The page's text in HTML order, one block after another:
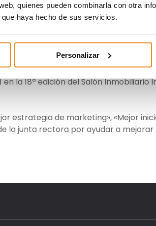
quienes pueden combinarla con otra
haya hecho de sus servicios.
Personalizar
2016
inversión y gestión de
reconocimientos otorgados por
y Planner Exhibitions
la 18ª edición del Salón Inmobiliario
estrategia de marketing», «Mejor
la junta rectora por ayudar a mejorar